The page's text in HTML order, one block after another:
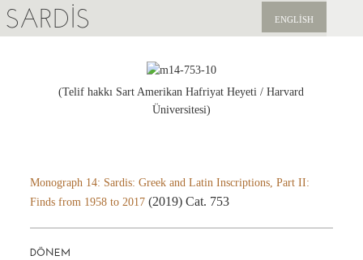
SARDIS ENGLISH
YAYINLAR(Telif hakkı Sart Amerikan Hafriyat Heyeti / Harvard
Üniversitesi)
Monograph 14: Sardis: Greek and Latin Inscriptions, Part II:
Finds from 1958 to 2017 (2019) Cat. 753
DÖNEM